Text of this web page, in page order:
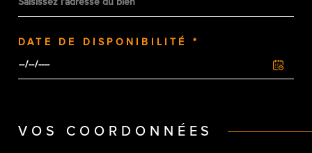
DATE DE DISPONIBILITÉ *
VOS COORDONNÉES